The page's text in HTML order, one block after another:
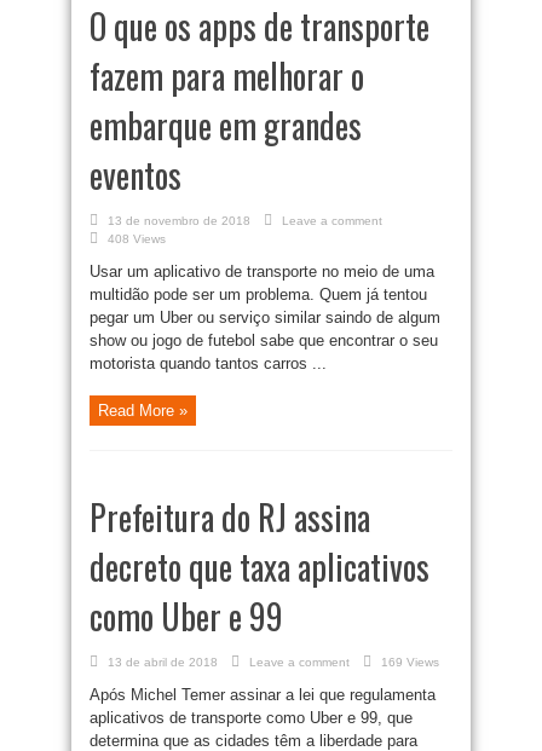
O que os apps de transporte
fazem para melhorar o
embarque em grandes
eventos
13 de novembro de 2018
Leave a comment
408 Views
Usar um aplicativo de transporte no meio de uma
multidão pode ser um problema. Quem já tentou
pegar um Uber ou serviço similar saindo de algum
show ou jogo de futebol sabe que encontrar o seu
motorista quando tantos carros ...
Read More »
Prefeitura do RJ assina
decreto que taxa aplicativos
como Uber e 99
13 de abril de 2018 Leave a comment 169 Views
Após Michel Temer assinar a lei que regulamenta
aplicativos de transporte como Uber e 99, que
determina que as cidades têm a liberdade para